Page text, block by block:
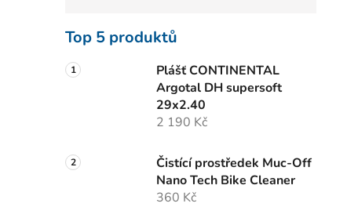
Top 5 produktů
Plášť CONTINENTAL
Argotal DH supersoft
29x2.40
2 190 Kč
Čistící prostředek Muc-Off
Nano Tech Bike Cleaner
360 Kč